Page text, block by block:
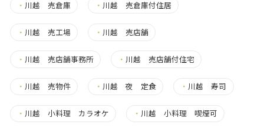
・ 川越 売倉庫 ・ 川越 売倉庫付住居
・ 川越 売工場 ・ 川越 売店舗
・ 川越 売店舗事務所 ・ 川越 売店舗付住宅
・ 川越 売物件 ・ 川越 夜 定食 ・ 川越 寿司
・ 川越 小料理 カラオケ ・ 川越 小料理 喫煙可